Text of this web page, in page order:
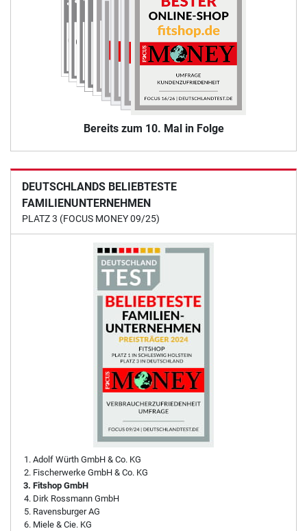
Bereits zum 10. Mal in Folge
DEUTSCHLANDS BELIEBTESTE
FAMILIENUNTERNEHMEN
PLATZ 3 (FOCUS MONEY 09/25)
Adolf Würth GmbH & Co. KG
Fischerwerke GmbH & Co. KG
Fitshop GmbH
Dirk Rossmann GmbH
Ravensburger AG
Miele & Cie. KG